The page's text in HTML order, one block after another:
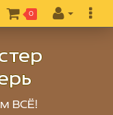
0
ВСЁ!